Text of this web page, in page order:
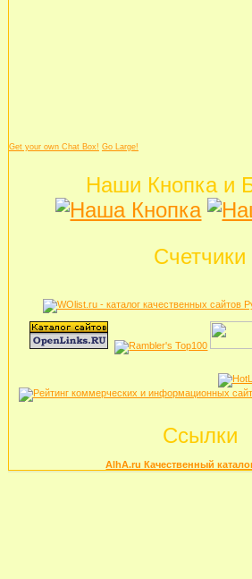
Get your own Chat Box! Go Large!
Наши Кнопка и
Счетчики
Ссылки
AlhA.ru Качественный